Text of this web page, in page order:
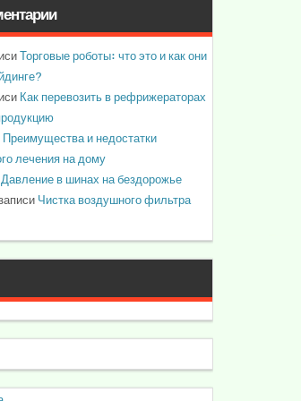
Торговые роботы: что это и как они
Как перевозить в рефрижераторах
Преимущества и недостатки
лечения на дому
Давление в шинах на бездорожье
Чистка воздушного фильтра